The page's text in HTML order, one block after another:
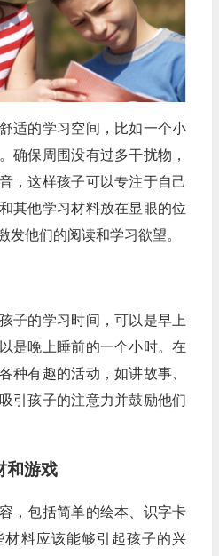
适的学习空间，比如一个小
确保周围没有过多干扰物，
，这样孩子可以专注于自己
其他学习材料放在显眼的位
发他们的阅读和学习欲望。
子的学习时间，可以是早上
是晚上睡前的一个小时。在
种有趣的活动，如讲故事、
引孩子的注意力并鼓励他们
和游戏
，包括简单的绘本、识字卡
材料应该能够引起孩子的兴